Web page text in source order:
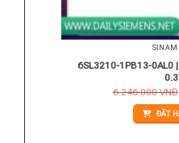
6SL3210-1PB13-0AL0
6.246.000VNĐ
ĐẶT